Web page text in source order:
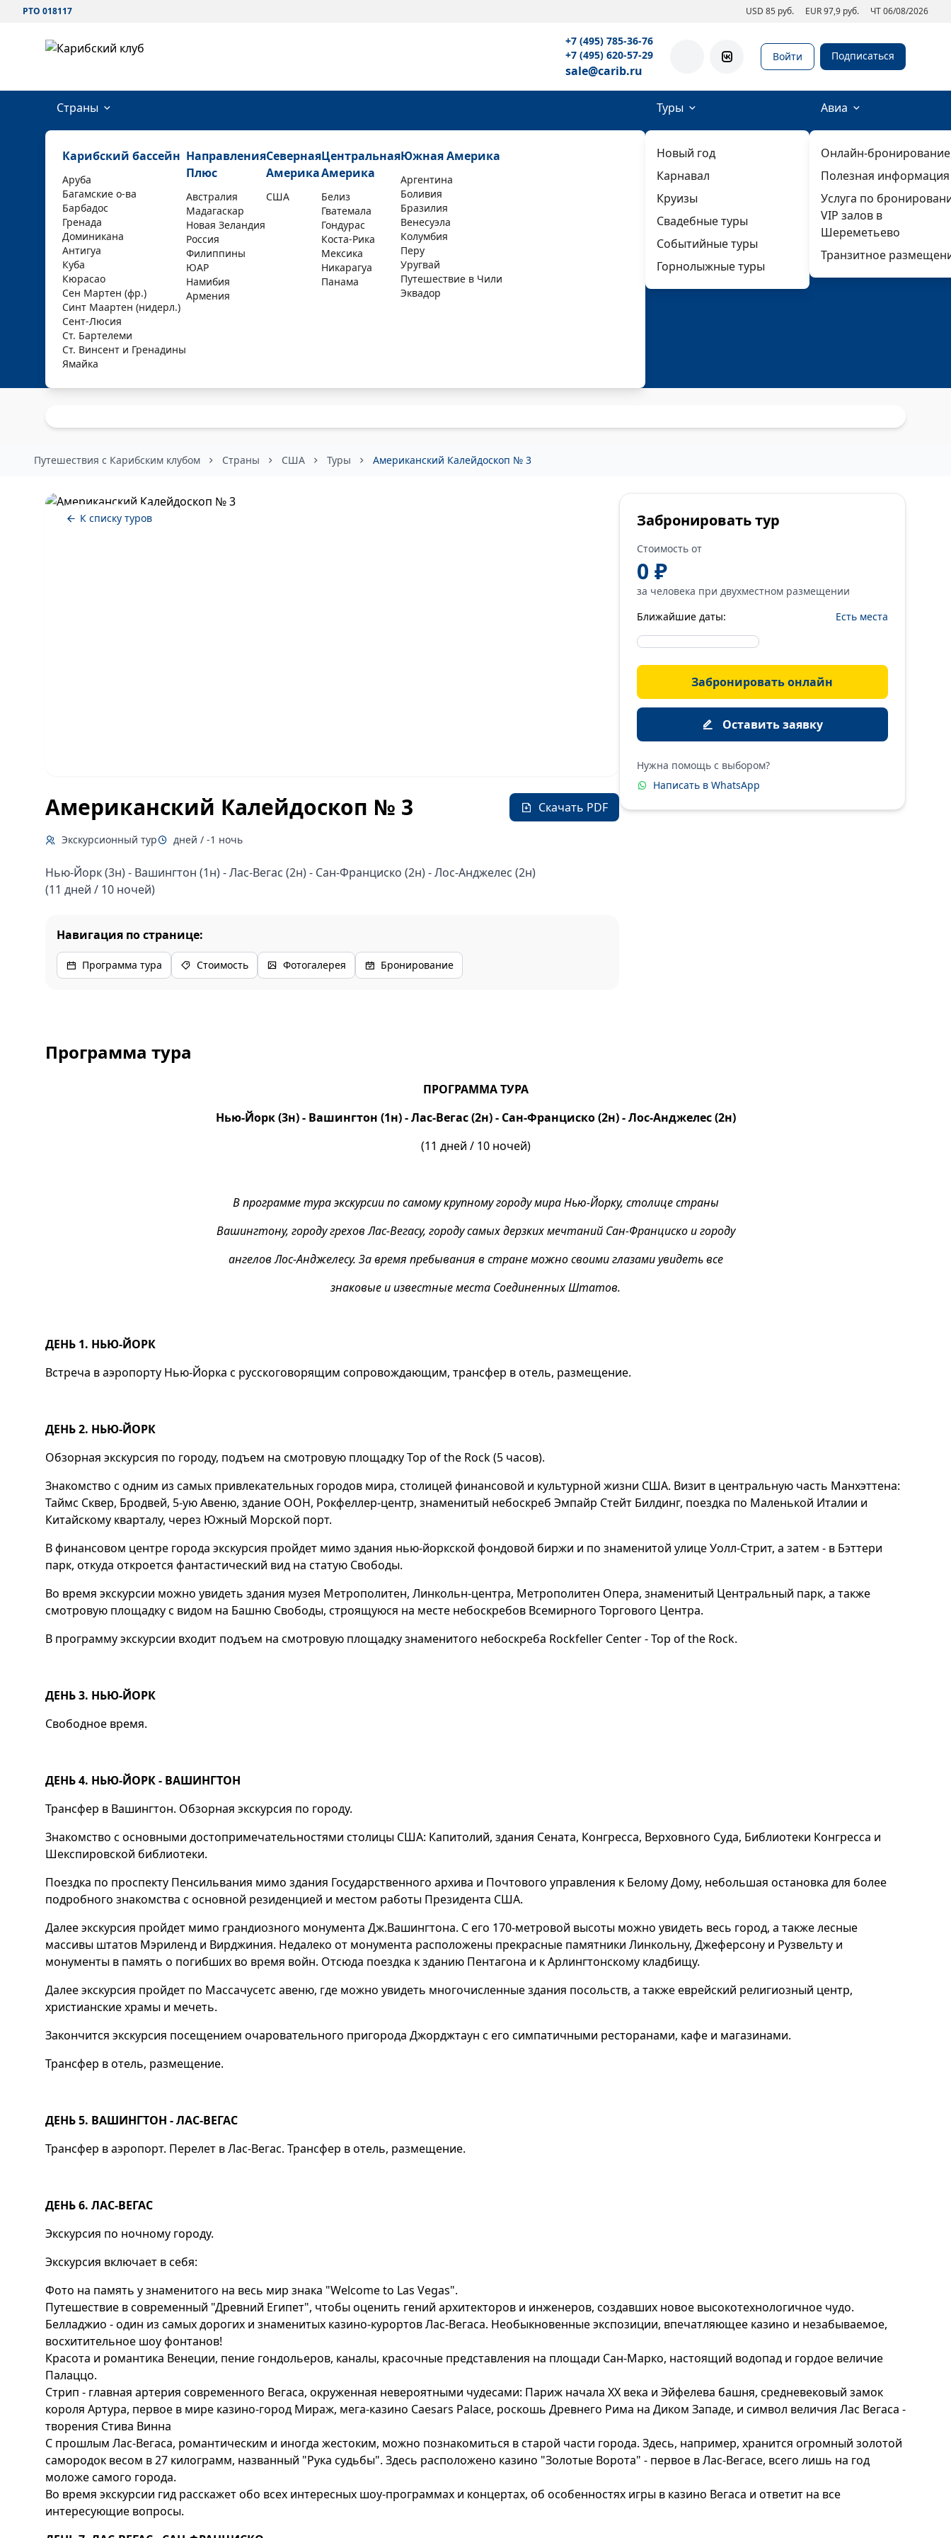
РТО 018117 USD 85 руб. EUR 97,9 руб. ЧТ 06/08/2026
+7 (495) 785-36-76
+7 (495) 620-57-29
sale@carib.ru
Войти Подписаться
Страны
Карибский бассейн
Аруба
Багамские о-ва
Барбадос
Гренада
Доминикана
Антигуа
Куба
Кюрасао
Сен Мартен (фр.)
Синт Маартен (нидерл.)
Сент-Люсия
Ст. Бартелеми
Ст. Винсент и Гренадины
Ямайка
Направления
Плюс
Австралия
Мадагаскар
Новая Зеландия
Россия
Филиппины
ЮАР
Намибия
Армения
Северная
Америка
США
Центральная
Америка
Белиз
Гватемала
Гондурас
Коста-Рика
Мексика
Никарагуа
Панама
Южная Америка
Аргентина
Боливия
Бразилия
Венесуэла
Колумбия
Перу
Уругвай
Путешествие в Чили
Эквадор
Туры
Новый год
Карнавал
Круизы
Свадебные туры
Событийные туры
Горнолыжные туры
Авиа
Онлайн-бронирование
Полезная информация
Услуга по
VIP залов в
Шереметьево
Транзитное
Путешествия с Карибским клубом Страны США Туры Американский Калейдоскоп № 3
К списку туров
Американский Калейдоскоп № 3 Скачать PDF
Экскурсионный тур дней / -1 ночь
Нью-Йорк (3н) - Вашингтон (1н) - Лас-Вегас (2н) - Сан-Франциско (2н) - Лос-Анджелес (2н)
(11 дней / 10 ночей)
Навигация по странице:
Программа тура Стоимость Фотогалерея Бронирование
Забронировать тур
Стоимость от
0 ₽
за человека при двухместном размещении
Ближайшие даты:
Есть места
Забронировать онлайн
Оставить заявку
Нужна помощь с выбором?
Написать в WhatsApp
Программа тура
ПРОГРАММА ТУРА
Нью-Йорк (3н) - Вашингтон (1н) - Лас-Вегас (2н) - Сан-Франциско (2н) - Лос-Анджелес (2н)
(11 дней / 10 ночей)
В программе тура экскурсии по самому крупному городу мира Нью-Йорку, столице страны
Вашингтону, городу грехов Лас-Вегасу, городу самых дерзких мечтаний Сан-Франциско и городу
ангелов Лос-Анджелесу. За время пребывания в стране можно своими глазами увидеть все
знаковые и известные места Соединенных Штатов.
ДЕНЬ 1. НЬЮ-ЙОРК
Встреча в аэропорту Нью-Йорка с русскоговорящим сопровождающим, трансфер в отель, размещение.
ДЕНЬ 2. НЬЮ-ЙОРК
Обзорная экскурсия по городу, подъем на смотровую площадку Top of the Rock (5 часов).
Знакомство с одним из самых привлекательных городов мира, столицей финансовой и культурной жизни США. Визит в центральную часть Манхэттена:
Таймс Сквер, Бродвей, 5-ую Авеню, здание ООН, Рокфеллер-центр, знаменитый небоскреб Эмпайр Стейт Билдинг, поездка по Маленькой Италии и
Китайскому кварталу, через Южный Морской порт.
В финансовом центре города экскурсия пройдет мимо здания нью-йоркской фондовой биржи и по знаменитой улице Уолл-Стрит, а затем - в Бэттери
парк, откуда откроется фантастический вид на статую Свободы.
Во время экскурсии можно увидеть здания музея Метрополитен, Линкольн-центра, Метрополитен Опера, знаменитый Центральный парк, а также
смотровую площадку с видом на Башню Свободы, строящуюся на месте небоскребов Всемирного Торгового Центра.
В программу экскурсии входит подъем на смотровую площадку знаменитого небоскреба Rockfeller Center - Top of the Rock.
ДЕНЬ 3. НЬЮ-ЙОРК
Свободное время.
ДЕНЬ 4. НЬЮ-ЙОРК - ВАШИНГТОН
Трансфер в Вашингтон. Обзорная экскурсия по городу.
Знакомство с основными достопримечательностями столицы США: Капитолий, здания Сената, Конгресса, Верховного Суда, Библиотеки Конгресса и
Шекспировской библиотеки.
Поездка по проспекту Пенсильвания мимо здания Государственного архива и Почтового управления к Белому Дому, небольшая остановка для более
подробного знакомства с основной резиденцией и местом работы Президента США.
Далее экскурсия пройдет мимо грандиозного монумента Дж.Вашингтона. С его 170-метровой высоты можно увидеть весь город, а также лесные
массивы штатов Мэриленд и Вирджиния. Недалеко от монумента расположены прекрасные памятники Линкольну, Джеферсону и Рузвельту и
монументы в память о погибших во время войн. Отсюда поездка к зданию Пентагона и к Арлингтонскому кладбищу.
Далее экскурсия пройдет по Массачусетс авеню, где можно увидеть многочисленные здания посольств, а также еврейский религиозный центр,
христианские храмы и мечеть.
Закончится экскурсия посещением очаровательного пригорода Джорджтаун с его симпатичными ресторанами, кафе и магазинами.
Трансфер в отель, размещение.
ДЕНЬ 5. ВАШИНГТОН - ЛАС-ВЕГАС
Трансфер в аэропорт. Перелет в Лас-Вегас. Трансфер в отель, размещение.
ДЕНЬ 6. ЛАС-ВЕГАС
Экскурсия по ночному городу.
Экскурсия включает в себя:
Фото на память у знаменитого на весь мир знака "Welcome to Las Vegas".
Путешествие в современный "Древний Египет", чтобы оценить гений архитекторов и инженеров, создавших новое высокотехнологичное чудо.
Белладжио - один из самых дорогих и знаменитых казино-курортов Лас-Вегаса. Необыкновенные экспозиции, впечатляющее казино и незабываемое,
восхитительное шоу фонтанов!
Красота и романтика Венеции, пение гондольеров, каналы, красочные представления на площади Сан-Марко, настоящий водопад и гордое величие
Палаццо.
Стрип - главная артерия современного Вегаса, окруженная невероятными чудесами: Париж начала XX века и Эйфелева башня, средневековый замок
короля Артура, первое в мире казино-город Мираж, мега-казино Caesars Palace, роскошь Древнего Рима на Диком Западе, и символ величия Лас Вегаса -
творения Стива Винна
С прошлым Лас-Вегаса, романтическим и иногда жестоким, можно познакомиться в старой части города. Здесь, например, хранится огромный золотой
самородок весом в 27 килограмм, названный "Рука судьбы". Здесь расположено казино "Золотые Ворота" - первое в Лас-Вегасе, всего лишь на год
моложе самого города.
Во время экскурсии гид расскажет обо всех интересных шоу-программах и концертах, об особенностях игры в казино Вегаса и ответит на все
интересующие вопросы.